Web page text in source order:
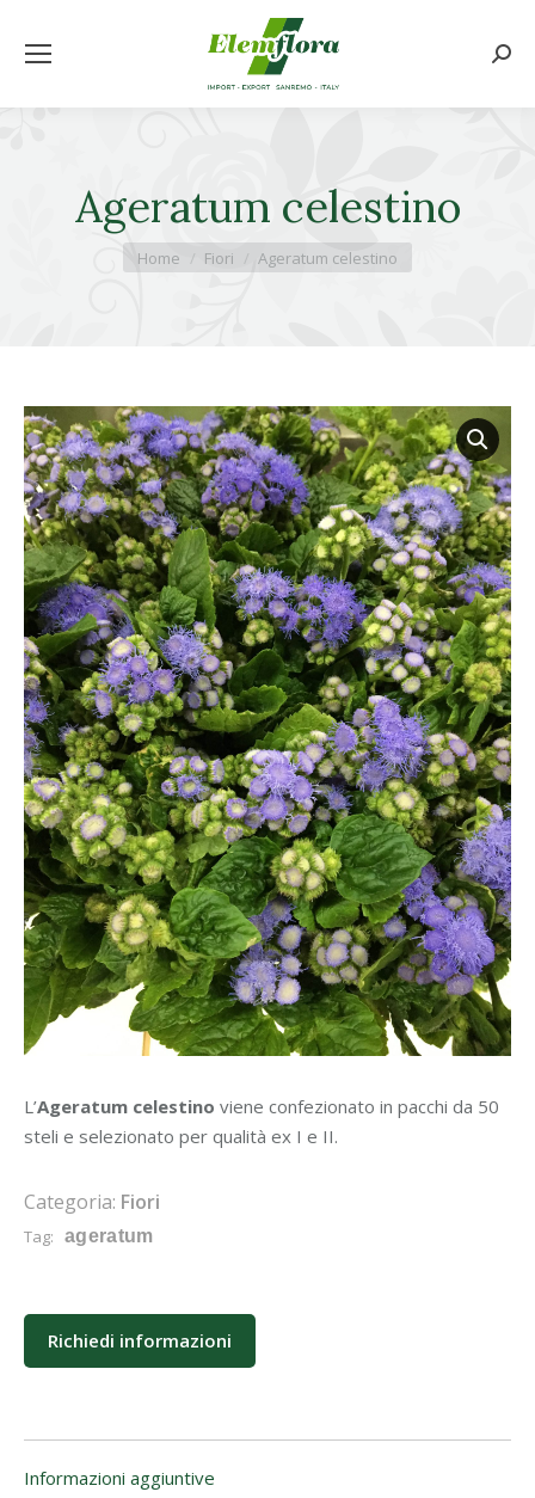
Ageratum celestino
Tu sei qui:
Home Fiori Ageratum celestino
L’Ageratum celestino viene confezionato in pacchi da 50
steli e selezionato per qualità ex I e II.
Categoria: Fiori
Tag: ageratum
Richiedi informazioni
Informazioni aggiuntive